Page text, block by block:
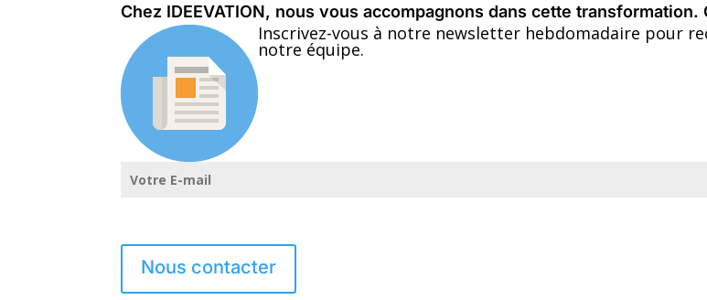
Chez IDEEVATION, nous vous accompagnons dans cette
Inscrivez-vous à notre newsletter hebdomadaire pour
notre équipe.
Nous contacter